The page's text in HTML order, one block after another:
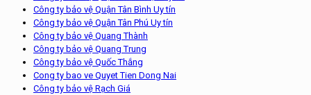
Công ty bảo vệ Quận Tân Bình Uy tín
Công ty bảo vệ Quận Tân Phú Uy tín
Công ty bảo vệ Quang Thành
Công ty bảo vệ Quang Trung
Công ty bảo vệ Quốc Thắng
Cong ty bao ve Quyet Tien Dong Nai
Công ty bảo vệ Rạch Giá